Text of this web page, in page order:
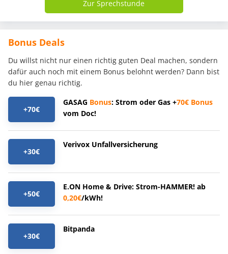
Zur Sprechstunde
Bonus Deals
Du willst nicht nur einen richtig guten Deal machen, sondern
dafür auch noch mit einem Bonus belohnt werden? Dann bist
du hier genau richtig.
+70€
GASAG Bonus: Strom oder Gas +70€ Bonus
vom Doc!
+30€
Verivox Unfallversicherung
+50€
E.ON Home & Drive: Strom-HAMMER! ab
0,20€/kWh!
+30€
Bitpanda